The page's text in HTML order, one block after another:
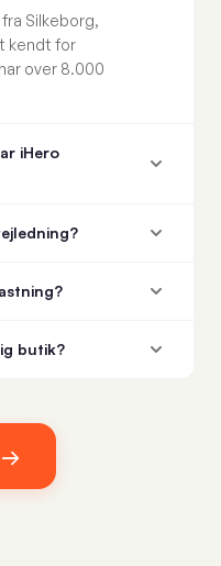
Silkeborg,
kendt for
over 8.000
iHero
butik?
→